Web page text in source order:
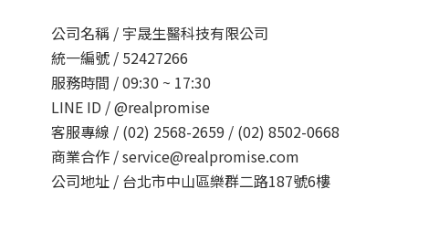
公司名稱 / 宇晟生醫科技有限公司
統一編號 / 52427266
服務時間 /09:30 ~ 17:30
LINE ID /@realpromise
客服專線 / (02) 2568-2659 / (02) 8502-0668
商業合作 /service@realpromise.com
公司地址 / 台北市中山區樂群二路187號6樓